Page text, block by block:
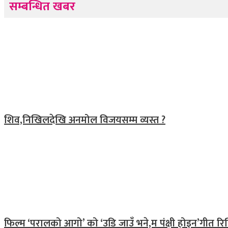
सम्बन्धित खबर
शिव,निखिलदेखि अनमोल विजयसम्म व्यस्त ?
फिल्म ‘परालको आगो’ को ‘उडि जाउँ भने,म पंक्षी होइन’गीत